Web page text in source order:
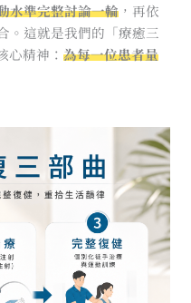
水準完整討論一輪，再依
。這就是我們的「療癒三
心精神： 為每一位患者量